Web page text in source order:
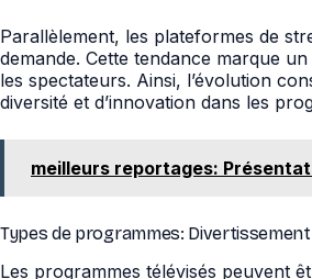
Parallèlement, les plateformes de
demande. Cette tendance marque
les spectateurs. Ainsi, l’évolution
diversité et d’innovation dans les
meilleurs reportages:
Types de programmes:
Les programmes télévisés peuvent